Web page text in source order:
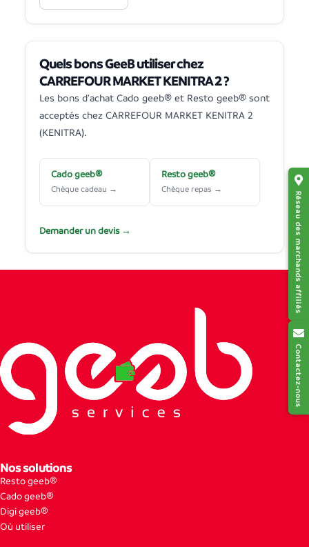
Réseau des marchands affiliés
Contactez-nous
Quels bons GeeB utiliser chez
CARREFOUR MARKET KENITRA 2 ?
Les bons d'achat Cado geeb® et Resto geeb® sont
acceptés chez CARREFOUR MARKET KENITRA 2
(KENITRA).
Cado geeb®
Chèque cadeau →
Resto geeb®
Chèque repas →
Demander un devis →
Nos solutions
Resto geeb®
Cado geeb®
Digi geeb®
Où utiliser